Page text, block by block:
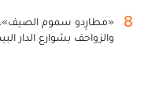
8
«مطارِدو سموم الصيف»..
والزواحف بشوارع الدار